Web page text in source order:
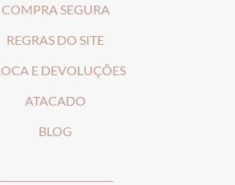
COMPRA SEGURA
REGRAS DO SITE
E DEVOLUÇÕES
ATACADO
BLOG